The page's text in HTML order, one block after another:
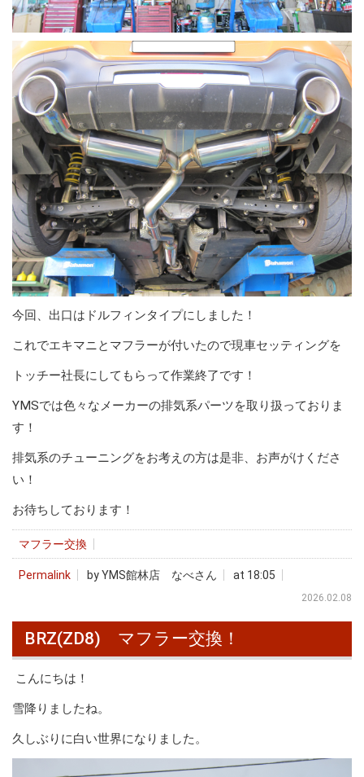
今回、出口はドルフィンタイプにしました！
これでエキマニとマフラーが付いたので現車セッティングを
トッチー社長にしてもらって作業終了です！
YMSでは色々なメーカーの排気系パーツを取り扱っておりま
す！
排気系のチューニングをお考えの方は是非、お声がけくださ
い！
お待ちしております！
マフラー交換
Permalink by YMS館林店 なべさん at 18:05
2026.02.08
BRZ(ZD8) マフラー交換！
こんにちは！
雪降りましたね。
久しぶりに白い世界になりました。